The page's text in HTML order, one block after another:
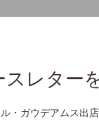
スレター
・ガウデアムス出